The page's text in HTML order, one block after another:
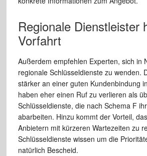
Regionale Dienstleister
Vorfahrt
Außerdem empfehlen Experten, sich in
regionale Schlüsseldienste zu wenden.
stärker an einer guten Kundenbindung
haben eher einen Ruf zu verlieren als
Schlüsseldienste, die nach Schema F
abarbeiten. Hinzu kommt der Vorteil,
Anbietern mit kürzeren Wartezeiten zu
Schlüsseldienste wissen um die
natürlich Bescheid.